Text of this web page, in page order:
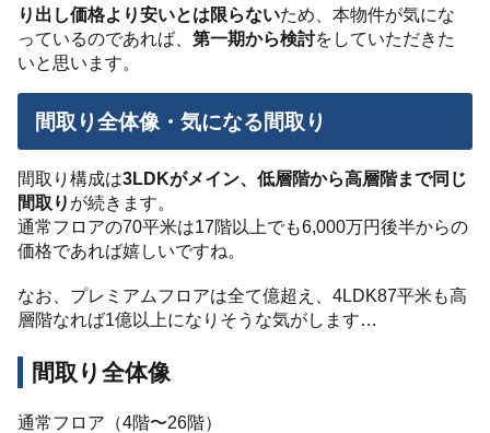
り出し価格より安いとは限らないため、本物件が気にな
っているのであれば、第一期から検討をしていただきた
いと思います。
間取り全体像・気になる間取り
間取り構成は3LDKがメイン、低層階から高層階まで同じ
間取り が続きます。
通常フロアの70平米は17階以上でも6,000万円後半からの
価格であれば嬉しいですね。
なお、プレミアムフロアは全て億超え、4LDK87平米も高
層階なれば1億以上になりそうな気がします…
間取り全体像
通常フロア（4階〜26階）